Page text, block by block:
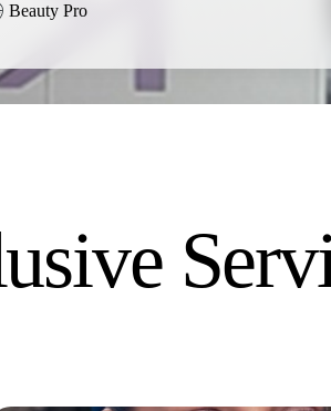
Beauty Pro